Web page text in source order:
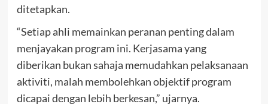
ditetapkan.
“Setiap ahli memainkan peranan penting dalam
menjayakan program ini. Kerjasama yang
diberikan bukan sahaja memudahkan pelaksanaan
aktiviti, malah membolehkan objektif program
dicapai dengan lebih berkesan,” ujarnya.